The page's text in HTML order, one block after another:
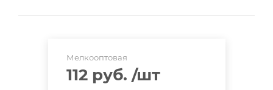
Мелкооптовая
112 руб. /шт